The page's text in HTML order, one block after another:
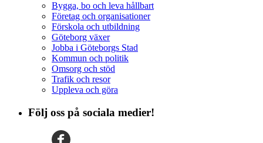
Bygga, bo och leva hållbart
Företag och organisationer
Förskola och utbildning
Göteborg växer
Jobba i Göteborgs Stad
Kommun och politik
Omsorg och stöd
Trafik och resor
Uppleva och göra
Följ oss på sociala medier!